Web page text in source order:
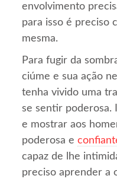
envolvimento
para isso é preciso
mesma.
Para fugir da
ciúme e sua ação
tenha vivido uma
se sentir poderosa.
e mostrar aos
poderosa e
capaz de lhe
preciso aprender a